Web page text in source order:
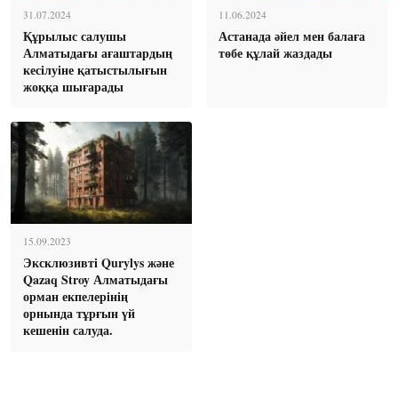
31.07.2024
Құрылыс салушы
Алматыдағы ағаштардың
кесілуіне қатыстылығын
жоққа шығарады
11.06.2024
Астанада әйел мен балаға
төбе құлай жаздады
15.09.2023
Эксклюзивті Qurylys және
Qazaq Stroy Алматыдағы
орман екпелерінің
орнында тұрғын үй
кешенін салуда.